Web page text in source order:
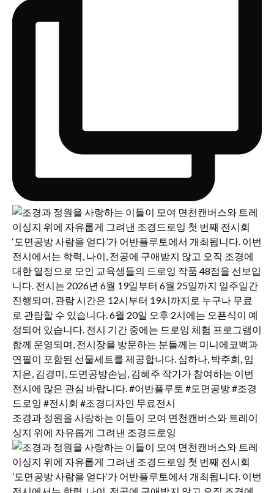
조경과 정원을 사랑하는 이들이 모여 면천캔버스와 트레이
싱지 위에 자유롭게 그려낸 조경드로잉